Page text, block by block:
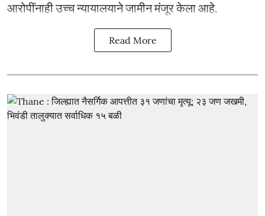
आरोपींनाही उच्च न्यायालयाने जामीन मंजूर केला आहे.
Read More